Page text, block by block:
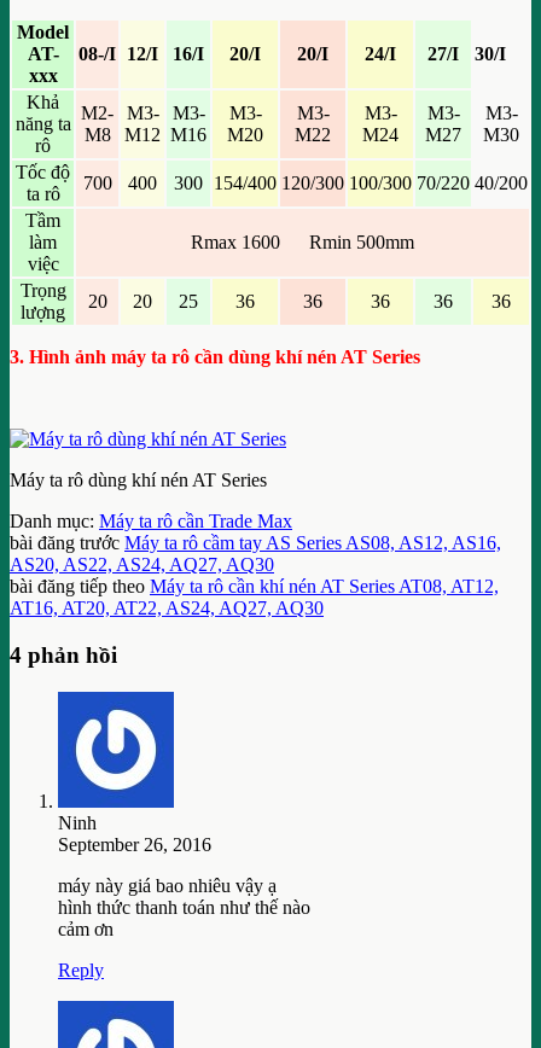
Model
AT-
xxx
08-/I 12/I 16/I 20/I 20/I 24/I 27/I 30/I
Khả
năng ta
rô
M2-
M8
M3-
M12
M3-
M16
M3-
M20
M3-
M22
M3-
M24
M3-
M27
M3-
M30
Tốc độ
ta rô
700 400 300 154/400 120/300 100/300 70/220 40/200
Tầm
làm
việc
Rmax 1600 Rmin 500mm
Trọng
lượng
20 20 25 36 36 36 36 36
3. Hình ảnh máy ta rô cần dùng khí nén AT Series
Máy ta rô dùng khí nén AT Series
Danh mục: Máy ta rô cần Trade Max
bài đăng trước Máy ta rô cầm tay AS Series AS08, AS12, AS16,
AS20, AS22, AS24, AQ27, AQ30
bài đăng tiếp theo Máy ta rô cần khí nén AT Series AT08, AT12,
AT16, AT20, AT22, AS24, AQ27, AQ30
4 phản hồi
Ninh
September 26, 2016
máy này giá bao nhiêu vậy ạ
hình thức thanh toán như thế nào
cảm ơn
Reply